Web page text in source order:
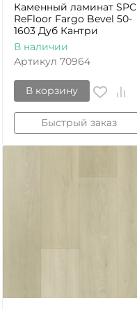
Каменный ламинат SPC
ReFloor Fargo Bevel 50-
1603 Дуб Кантри
В наличии
Артикул 70964
В корзину
Быстрый заказ